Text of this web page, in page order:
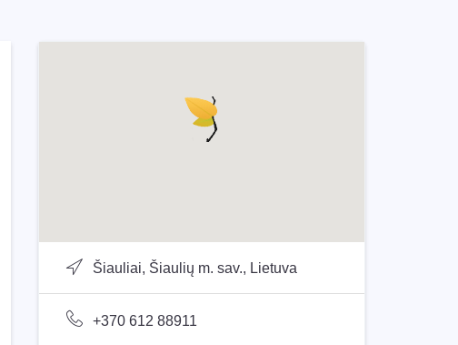
Šiauliai, Šiaulių m. sav., Lietuva
+370 612 88911